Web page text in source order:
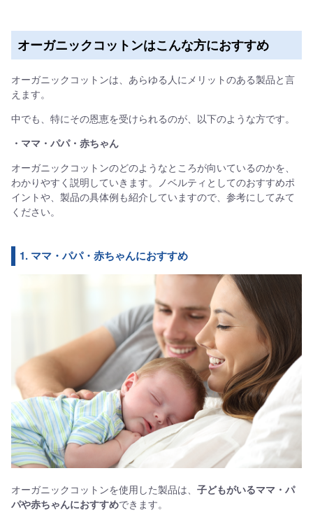
オーガニックコットンはこんな方におすすめ
オーガニックコットンは、あらゆる人にメリットのある製品と言
えます。
中でも、特にその恩恵を受けられるのが、以下のような方です。
・ママ・パパ・赤ちゃん
オーガニックコットンのどのようなところが向いているのかを、
わかりやすく説明していきます。ノベルティとしてのおすすめポ
イントや、製品の具体例も紹介していますので、参考にしてみて
ください。
1. ママ・パパ・赤ちゃんにおすすめ
オーガニックコットンを使用した製品は、 子どもがいるママ・パ
パや赤ちゃんにおすすめできます。